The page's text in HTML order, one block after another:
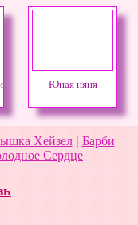
Юная няня
Хейзел| Барби
Сердце